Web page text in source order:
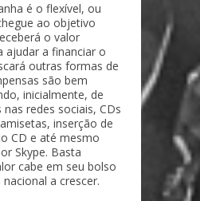
é o flexível, ou
ao objetivo
o valor
ajudar a financiar o
outras formas de
são bem
inicialmente, de
redes sociais, CDs
inserção de
CD e até mesmo
Skype. Basta
cabe em seu bolso
a crescer.